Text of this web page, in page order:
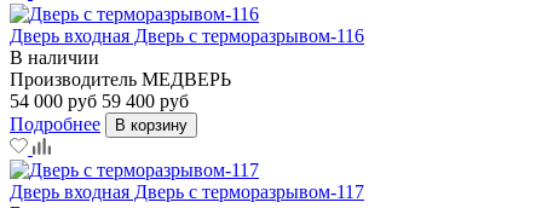
Дверь входная Дверь с терморазрывом-116
В наличии
Производитель МЕДВЕРЬ
54 000 руб 59 400 руб
Подробнее
В корзину
Дверь входная Дверь с терморазрывом-117